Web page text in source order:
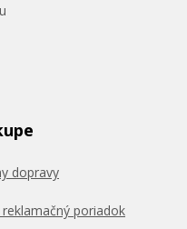
dopravy
poriadok